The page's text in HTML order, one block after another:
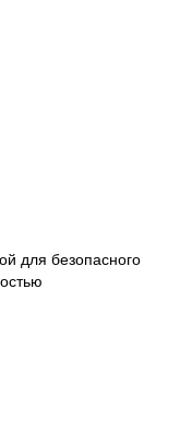
для безопасного